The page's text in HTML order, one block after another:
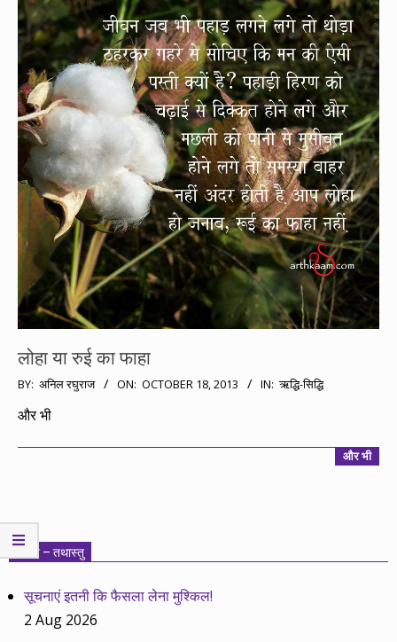
लोहा या रुई का फाहा
2013-
10-
BY: अनिल रघुराज ON: OCTOBER 18, 2013 IN: ऋद्धि-सिद्धि
और भी
और भी
निवेश – तथास्तु
सूचनाएं इतनी कि फैसला लेना मुश्किल!
2 Aug 2026